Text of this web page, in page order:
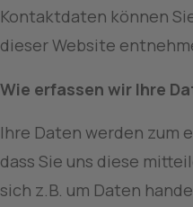
Kontaktdaten können
dieser Website
Wie erfassen wir Ihre
Ihre Daten werden zum
dass Sie uns diese
sich z.B. um Daten